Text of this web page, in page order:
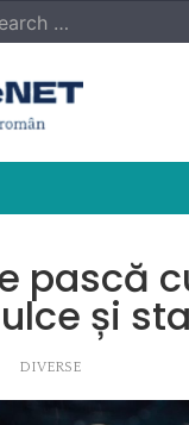
pască
și
DIVERSE